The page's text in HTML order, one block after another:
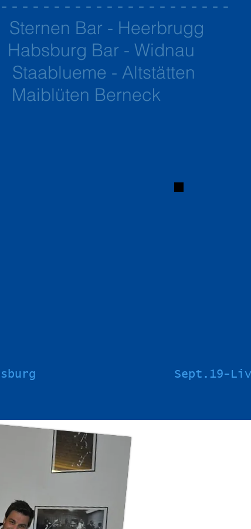
- - - - - - - - - - - - - - - - - - - - -
Sternen Bar - Heerbrugg
Habsburg Bar - Widnau
- Altstätten
Maiblüten Berneck
Sept.19-